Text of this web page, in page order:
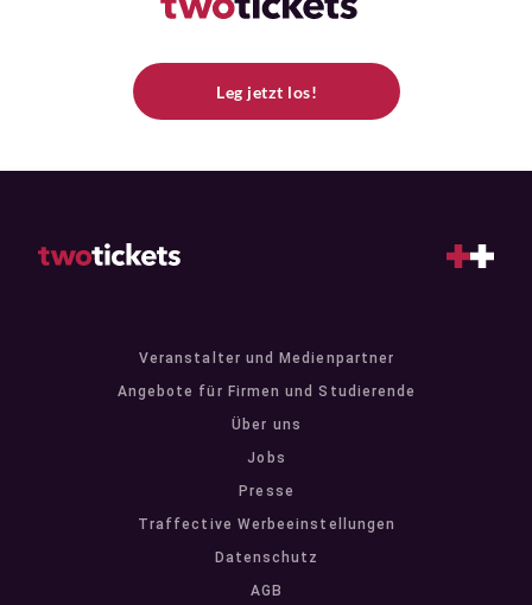
Leg jetzt los!
Veranstalter und Medienpartner
Angebote für Firmen und Studierende
Über uns
Jobs
Presse
Traffective Werbeeinstellungen
Datenschutz
AGB